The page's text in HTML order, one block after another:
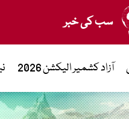
سب کی خبر
آزاد کشمیر الیکشن 2026